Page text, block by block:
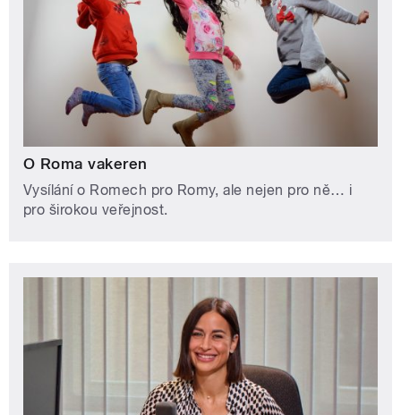
O Roma vakeren
Vysílání o Romech pro Romy, ale nejen pro ně… i
pro širokou veřejnost.